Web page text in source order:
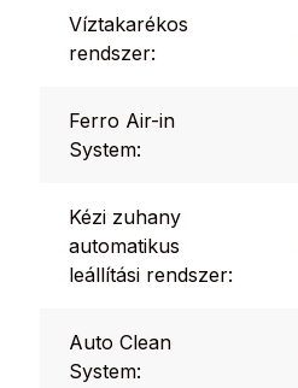
Víztakarékos
rendszer:
Ferro Air-in
System:
Kézi zuhany
automatikus
leállítási rendszer:
Auto Clean
System: